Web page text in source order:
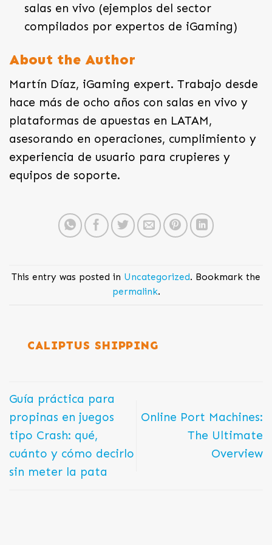
salas en vivo (ejemplos del sector
compilados por expertos de iGaming)
About the Author
Martín Díaz, iGaming expert. Trabajo desde
hace más de ocho años con salas en vivo y
plataformas de apuestas en LATAM,
asesorando en operaciones, cumplimiento y
experiencia de usuario para crupieres y
equipos de soporte.
This entry was posted in Uncategorized. Bookmark the
permalink.
CALIPTUS SHIPPING
Guía práctica para
propinas en juegos
tipo Crash: qué,
cuánto y cómo decirlo
sin meter la pata
Online Port Machines:
The Ultimate
Overview